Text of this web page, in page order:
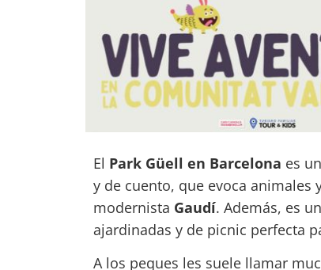
El Park Güell en Barcelona es
y de cuento, que evoca animales
modernista Gaudí. Además, es
ajardinadas y de picnic perfecta
A los peques les suele llamar